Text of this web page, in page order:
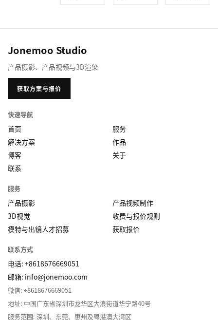
Jonemoo Studio
产品摄影、产品视频与3D渲染
获取方案与报价
快速导航
首页
服务
解决方案
作品
博客
关于
联系
服务
产品摄影
产品视频制作
3D视觉
收费与报价规则
模特与出镜人才招募
获取报价
联系方式
电话: +8618676669051
邮箱: info@jonemoo.com
微信: +8618676669051
地址: 中国广东省深圳市龙华区大浪街道华宁路40号
服务范围: 深圳、东莞、惠州及粤港澳大湾区